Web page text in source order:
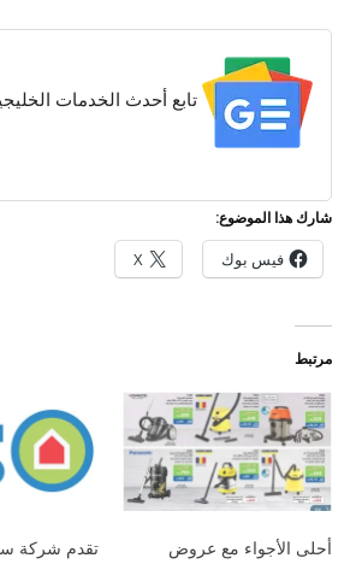
تابع أحدث الخدمات
شارك هذا الموضوع:
فيس بوك X
مرتبط
أحلى الأجواء مع عروض
تقدم شركة